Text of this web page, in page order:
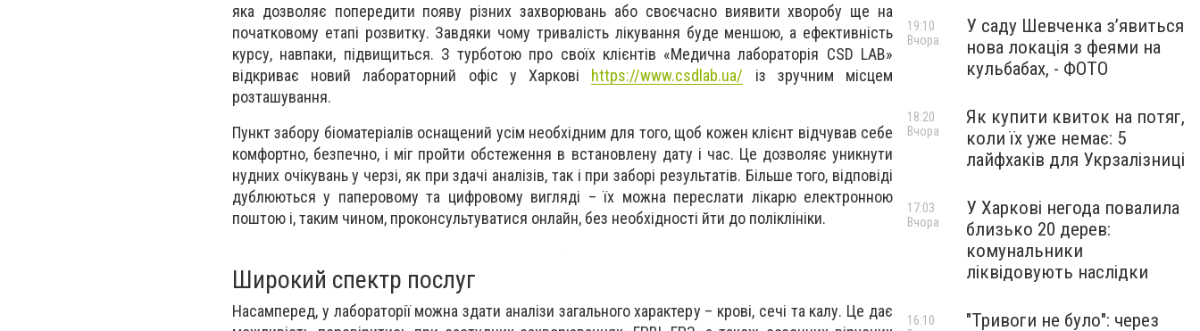
яка дозволяє попередити появу різних захворювань або своєчасно виявити хворобу ще на
початковому етапі розвитку. Завдяки чому тривалість лікування буде меншою, а ефективність
курсу, навпаки, підвищиться. З турботою про своїх клієнтів «Медична лабораторія CSD LAB»
відкриває новий лабораторний офіс у Харкові https://www.csdlab.ua/ із зручним місцем
розташування.
Пункт забору біоматеріалів оснащений усім необхідним для того, щоб кожен клієнт відчував себе
комфортно, безпечно, і міг пройти обстеження в встановлену дату і час. Це дозволяє уникнути
нудних очікувань у черзі, як при здачі аналізів, так і при заборі результатів. Більше того, відповіді
дублюються у паперовому та цифровому вигляді – їх можна переслати лікарю електронною
поштою і, таким чином, проконсультуватися онлайн, без необхідності йти до поліклініки.
Широкий спектр послуг
Насамперед, у лабораторії можна здати аналізи загального характеру – крові, сечі та калу. Це дає
У саду Шевченка з’явиться
нова локація з феями на
кульбабах, - ФОТО
19:10
Вчора
Як купити квиток на потяг,
коли їх уже немає: 5
лайфхаків для Укрзалізниці
18:20
Вчора
У Харкові негода повалила
близько 20 дерев:
комунальники
ліквідовують наслідки
17:03
Вчора
"Тривоги не було": через
16:10